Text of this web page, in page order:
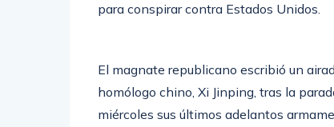
para conspirar contra Estados Unidos.
El magnate republicano escribió un
homólogo chino, Xi Jinping, tras la
miércoles sus últimos adelantos